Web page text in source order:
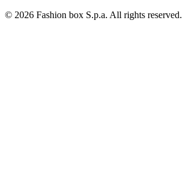
© 2026 Fashion box S.p.a. All rights reserved.